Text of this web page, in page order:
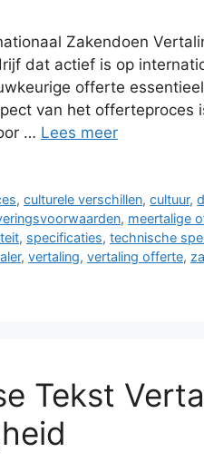
Zakendoen
dat actief is op
offerte
van het offerteproces
… Lees meer
,culturele verschillen,cultuur,
, meertalige
, specificaties, technische
, vertaling, vertaling offerte,
Tekst